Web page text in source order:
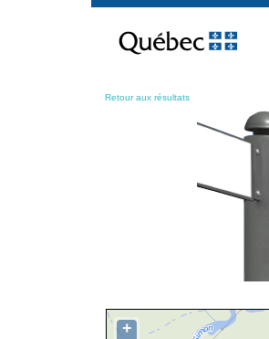
contenu
Retour aux résultats
+